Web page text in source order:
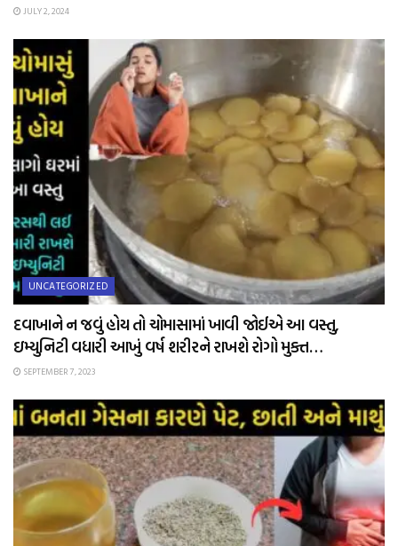
JULY 2, 2024
UNCATEGORIZED
દવાખાને ન જવું હોય તો ચોમાસામાં ખાવી જોઈએ આ વસ્તુ,
ઇમ્યુનિટી વધારી આખું વર્ષ શરીરને રાખશે રોગો મુક્ત…
SEPTEMBER 7, 2023